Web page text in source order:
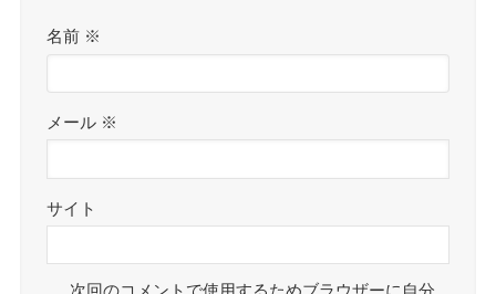
名前 ※
メール ※
サイト